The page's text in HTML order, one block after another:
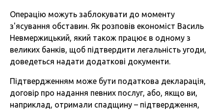
Операцію можуть заблокувати до моменту
з'ясування обставин. Як розповів економіст Василь
Невмержицький, який також працює в одному з
великих банків, щоб підтвердити легальність угоди,
доведеться надати додаткові документи.
Підтвердженням може бути податкова декларація,
договір про надання певних послуг, або, якщо ви,
наприклад, отримали спадщину – підтвердження,